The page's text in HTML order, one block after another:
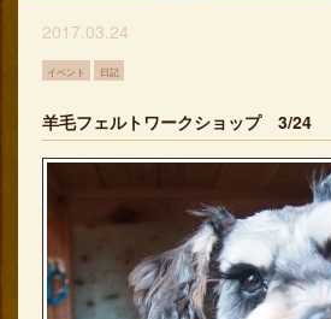
2017.03.24
イベント 日記
羊毛フェルトワークショップ 3/24